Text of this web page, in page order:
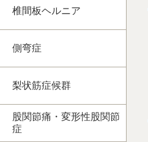
椎間板ヘルニア
側弯症
梨状筋症候群
股関節痛・変形性股関節
症